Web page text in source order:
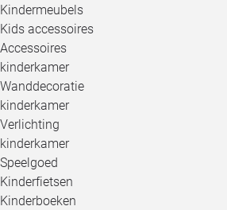
Kindermeubels
Kids accessoires
Accessoires
kinderkamer
Wanddecoratie
kinderkamer
Verlichting
kinderkamer
Speelgoed
Kinderfietsen
Kinderboeken